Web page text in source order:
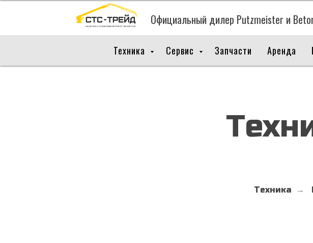
Официальный дилер Putzmeister и
Техника Сервис Запчасти Аренда
Техника →